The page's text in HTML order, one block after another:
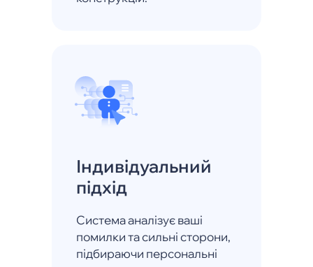
Індивідуальний
підхід
Система аналізує ваші
помилки та сильні сторони,
підбираючи персональні